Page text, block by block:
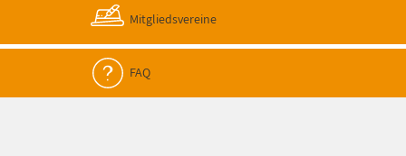
Mitgliedsvereine
FAQ